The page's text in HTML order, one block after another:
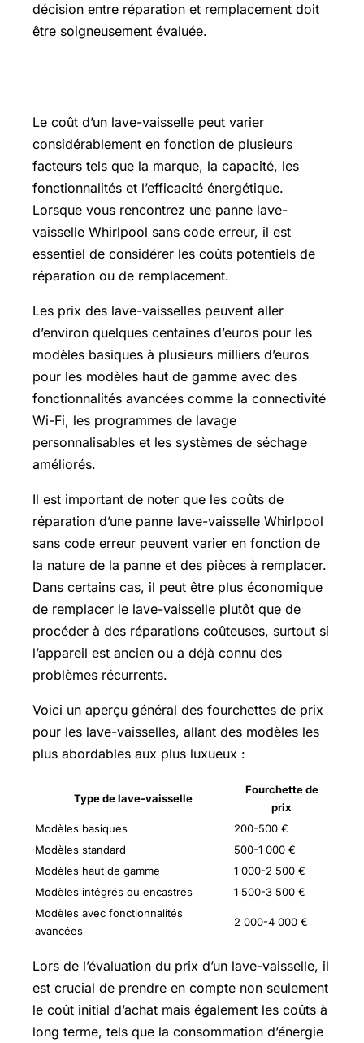
décision entre réparation et remplacement doit
être soigneusement évaluée.
Le coût d’un lave-vaisselle peut varier
considérablement en fonction de plusieurs
facteurs tels que la marque, la capacité, les
fonctionnalités et l’efficacité énergétique.
Lorsque vous rencontrez une panne lave-
vaisselle Whirlpool sans code erreur, il est
essentiel de considérer les coûts potentiels de
réparation ou de remplacement.
Les prix des lave-vaisselles peuvent aller
d’environ quelques centaines d’euros pour les
modèles basiques à plusieurs milliers d’euros
pour les modèles haut de gamme avec des
fonctionnalités avancées comme la connectivité
Wi-Fi, les programmes de lavage
personnalisables et les systèmes de séchage
améliorés.
Il est important de noter que les coûts de
réparation d’une panne lave-vaisselle Whirlpool
sans code erreur peuvent varier en fonction de
la nature de la panne et des pièces à remplacer.
Dans certains cas, il peut être plus économique
de remplacer le lave-vaisselle plutôt que de
procéder à des réparations coûteuses, surtout si
l’appareil est ancien ou a déjà connu des
problèmes récurrents.
Voici un aperçu général des fourchettes de prix
pour les lave-vaisselles, allant des modèles les
plus abordables aux plus luxueux :
Type de lave-vaisselle
Fourchette de
prix
Modèles basiques
200-500 €
Modèles standard
500-1 000 €
Modèles haut de gamme
1 000-2 500 €
Modèles intégrés ou encastrés
1 500-3 500 €
Modèles avec fonctionnalités
avancées
2 000-4 000 €
Lors de l’évaluation du prix d’un lave-vaisselle, il
est crucial de prendre en compte non seulement
le coût initial d’achat mais également les coûts à
long terme, tels que la consommation d’énergie